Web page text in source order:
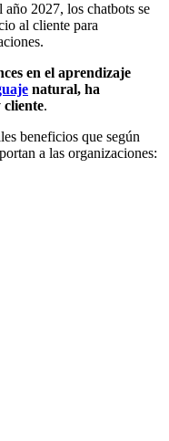
año 2027, los chatbots se
al cliente para
en el aprendizaje
natural, ha
cliente.
beneficios que según
a las organizaciones: